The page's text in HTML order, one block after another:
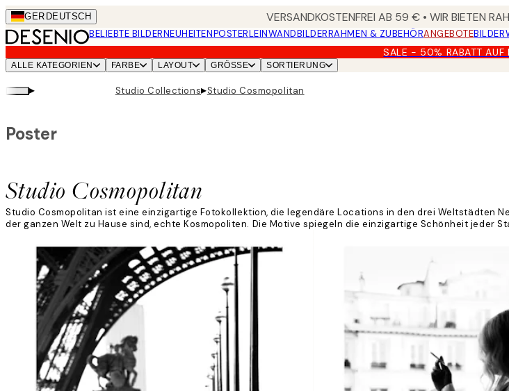
Skip
to
main
content.
GER DEUTSCH VERSANDKOSTENFREI AB 59 € • WIR BIETEN
BELIEBTE BILDERNEUHEITENPOSTERLEINWANDBILDERRAHMEN & ZUBEHÖRANGEBOTE
SALE - 50% RABATT AUF
ALLE KATEGORIEN FARBE LAYOUT GRÖSSE SORTIERUNG
▸ Studio Collections▸Studio Cosmopolitan
Studio Cosmopolitan
Poster
Studio Cosmopolitan ist eine einzigartige Fotokollektion, die legendäre Locations in den drei Weltstädten
der ganzen Welt zu Hause sind, echte Kosmopoliten. Die Motive spiegeln die einzigartige Schönheit jeder